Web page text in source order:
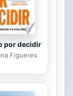
por decidir
Figueres